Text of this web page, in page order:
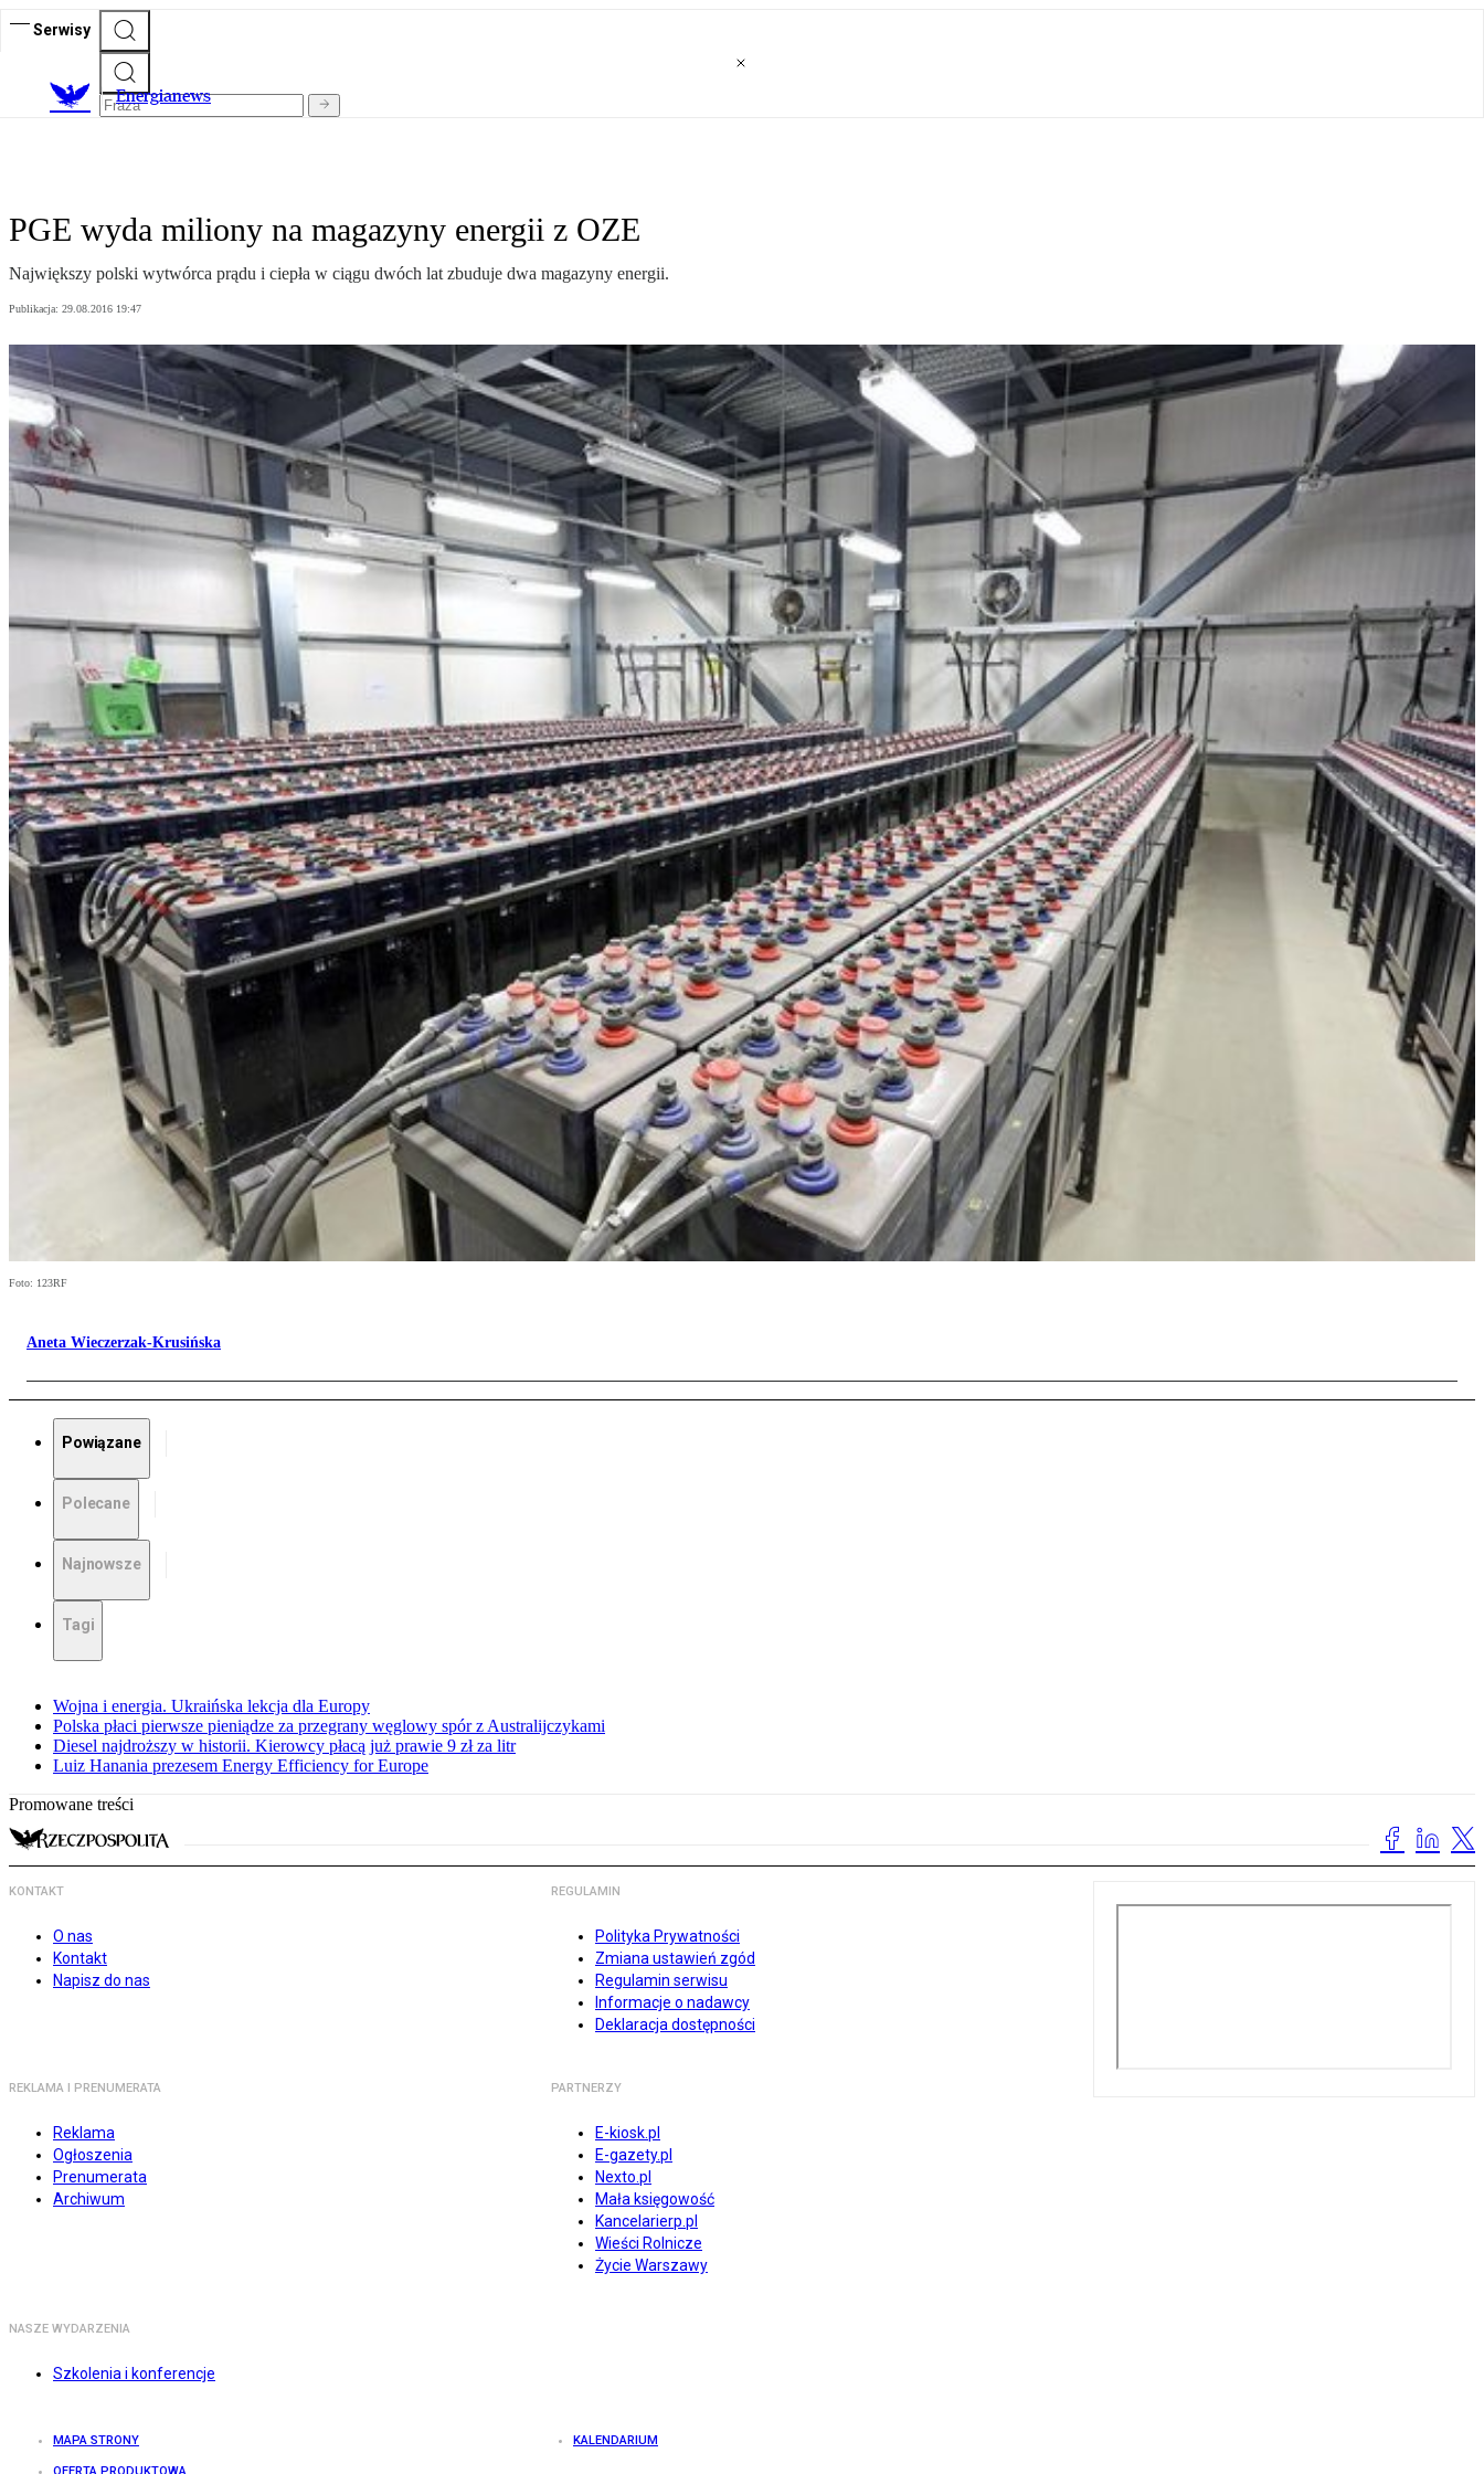
Serwisy
Energianews
PGE wyda miliony na magazyny energii z OZE
Największy polski wytwórca prądu i ciepła w ciągu dwóch lat zbuduje dwa magazyny energii.
Publikacja: 29.08.2016 19:47
Foto: 123RF
Aneta Wieczerzak-Krusińska
Powiązane
Polecane
Najnowsze
Tagi
Wojna i energia. Ukraińska lekcja dla Europy
Polska płaci pierwsze pieniądze za przegrany węglowy spór z Australijczykami
Diesel najdroższy w historii. Kierowcy płacą już prawie 9 zł za litr
Luiz Hanania prezesem Energy Efficiency for Europe
Promowane treści
KONTAKT
O nas
Kontakt
Napisz do nas
REGULAMIN
Polityka Prywatności
Zmiana ustawień zgód
Regulamin serwisu
Informacje o nadawcy
Deklaracja dostępności
REKLAMA I PRENUMERATA
Reklama
Ogłoszenia
Prenumerata
Archiwum
PARTNERZY
E-kiosk.pl
E-gazety.pl
Nexto.pl
Mała księgowość
Kancelarierp.pl
Wieści Rolnicze
Życie Warszawy
NASZE WYDARZENIA
Szkolenia i konferencje
MAPA STRONY KALENDARIUM